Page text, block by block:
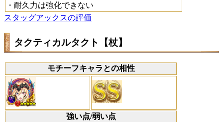
・耐久力は強化できない
スタッグアックスの評価
タクティカルタクト【杖】
モチーフキャラとの相性
強い点/弱い点